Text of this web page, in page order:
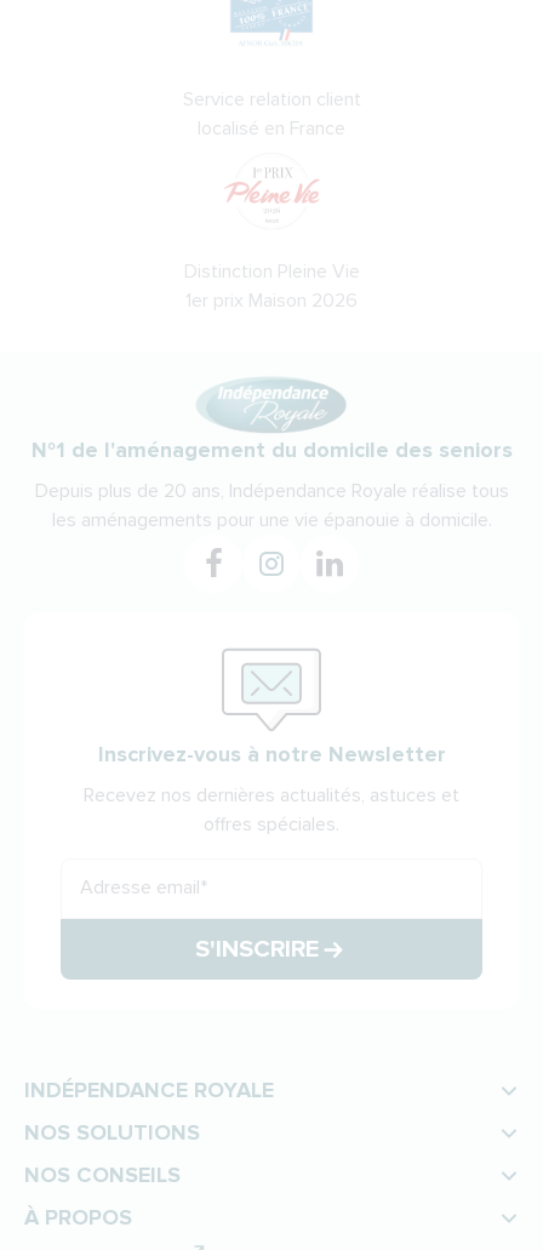
Service relation client
localisé en France
Distinction Pleine Vie
1er prix Maison 2026
N°1 de l'aménagement du domicile des seniors
Depuis plus de 20 ans, Indépendance Royale réalise tous
les aménagements pour une vie épanouie à domicile.
Inscrivez-vous à notre Newsletter
Recevez nos dernières actualités, astuces et
offres spéciales.
Adresse email*
S'INSCRIRE
INDÉPENDANCE ROYALE
NOS SOLUTIONS
NOS CONSEILS
À PROPOS